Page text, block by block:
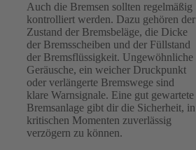
Auch die Bremsen sollten regelmäßig
kontrolliert werden. Dazu gehören der
Zustand der Bremsbeläge, die Dicke
der Bremsscheiben und der Füllstand
der Bremsflüssigkeit. Ungewöhnliche
Geräusche, ein weicher Druckpunkt
oder verlängerte Bremswege sind
klare Warnsignale. Eine gut gewartete
Bremsanlage gibt dir die Sicherheit, in
kritischen Momenten zuverlässig
verzögern zu können.